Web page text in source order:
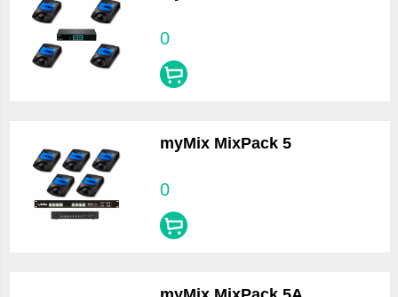
0
myMix MixPack 5
0